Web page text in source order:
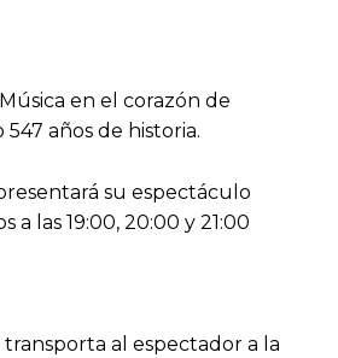
en el corazón de
años de historia.
su espectáculo
las 19:00, 20:00 y 21:00
al espectador a la